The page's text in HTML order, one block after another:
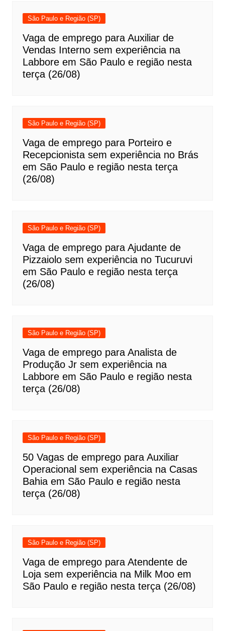
São Paulo e Região (SP)
Vaga de emprego para Auxiliar de
Vendas Interno sem experiência na
Labbore em São Paulo e região nesta
terça (26/08)
São Paulo e Região (SP)
Vaga de emprego para Porteiro e
Recepcionista sem experiência no Brás
em São Paulo e região nesta terça
(26/08)
São Paulo e Região (SP)
Vaga de emprego para Ajudante de
Pizzaiolo sem experiência no Tucuruvi
em São Paulo e região nesta terça
(26/08)
São Paulo e Região (SP)
Vaga de emprego para Analista de
Produção Jr sem experiência na
Labbore em São Paulo e região nesta
terça (26/08)
São Paulo e Região (SP)
50 Vagas de emprego para Auxiliar
Operacional sem experiência na Casas
Bahia em São Paulo e região nesta
terça (26/08)
São Paulo e Região (SP)
Vaga de emprego para Atendente de
Loja sem experiência na Milk Moo em
São Paulo e região nesta terça (26/08)